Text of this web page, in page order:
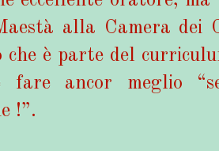
alla Camera dei
che è parte del
fare ancor meglio
!”.